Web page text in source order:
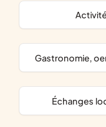
gastronomie,
échanges